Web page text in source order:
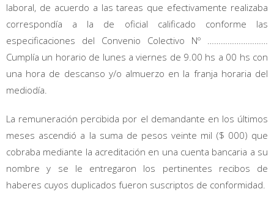
laboral, de acuerdo a las tareas que efectivamente realizaba
correspondía a la de oficial calificado conforme las
especificaciones del Convenio Colectivo Nº ………………………
Cumplía un horario de lunes a viernes de 9.00 hs a 00 hs con
una hora de descanso y/o almuerzo en la franja horaria del
mediodía.
La remuneración percibida por el demandante en los últimos
meses ascendió a la suma de pesos veinte mil ($ 000) que
cobraba mediante la acreditación en una cuenta bancaria a su
nombre y se le entregaron los pertinentes recibos de
haberes cuyos duplicados fueron suscriptos de conformidad.